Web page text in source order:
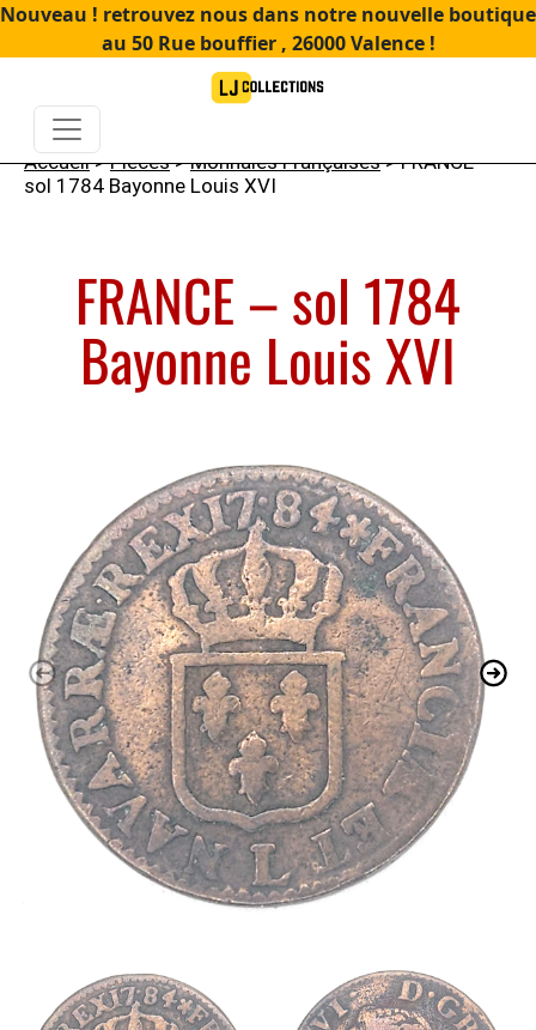
Nouveau ! retrouvez nous dans notre nouvelle boutique
au 50 Rue bouffier , 26000 Valence !
Accueil>Pièces>Monnaies Françaises> FRANCE –
sol 1784 Bayonne Louis XVI
FRANCE – sol 1784
Bayonne Louis XVI